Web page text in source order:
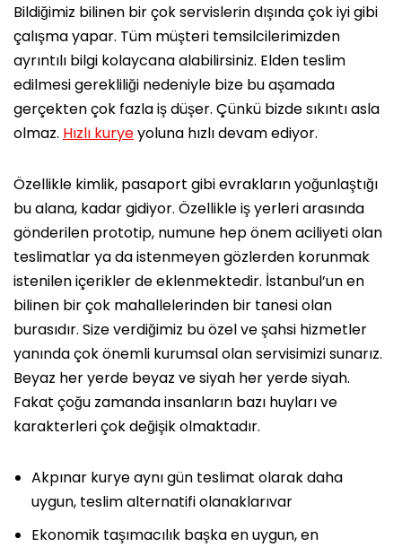
Bildiğimiz bilinen bir çok servislerin dışında çok iyi gibi
çalışma yapar. Tüm müşteri temsilcilerimizden
ayrıntılı bilgi kolaycana alabilirsiniz. Elden teslim
edilmesi gerekliliği nedeniyle bize bu aşamada
gerçekten çok fazla iş düşer. Çünkü bizde sıkıntı asla
olmaz. Hızlı kuryeyoluna hızlı devam ediyor.
Özellikle kimlik, pasaport gibi evrakların yoğunlaştığı
bu alana, kadar gidiyor. Özellikle iş yerleri arasında
gönderilen prototip, numune hep önem aciliyeti olan
teslimatlar ya da istenmeyen gözlerden korunmak
istenilen içerikler de eklenmektedir. İstanbul’un en
bilinen bir çok mahallelerinden bir tanesi olan
burasıdır. Size verdiğimiz bu özel ve şahsi hizmetler
yanında çok önemli kurumsal olan servisimizi sunarız.
Beyaz her yerde beyaz ve siyah her yerde siyah.
Fakat çoğu zamanda insanların bazı huyları ve
karakterleri çok değişik olmaktadır.
Akpınar kurye aynı gün teslimat olarak daha
uygun, teslim alternatifi olanaklarıvar
Ekonomik taşımacılık başka en uygun, en